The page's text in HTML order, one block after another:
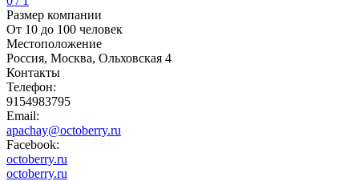
Размер компании
От 10 до 100 человек
Местоположение
Россия, Москва, Ольховская 4
Контакты
Телефон:
9154983795
Email:
apachay@octoberry.ru
Facebook:
octoberry.ru
octoberry.ru